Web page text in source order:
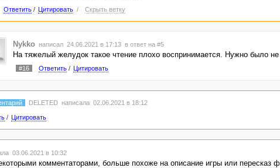
Ответить/ Цитировать / Скрыть ветку
Nykko написал 24.06.2021 в 17:13 в ответ на #5
На тяжелый желудок такое чтение плохо воспринимается. Нужно было
#16 Ответить/ Цитировать
DELETED написала 02.06.2021 в 18:12
/ Цитировать
03.06.2021 в 10:32
комментаторами, больше похоже на описание игры или пересказ